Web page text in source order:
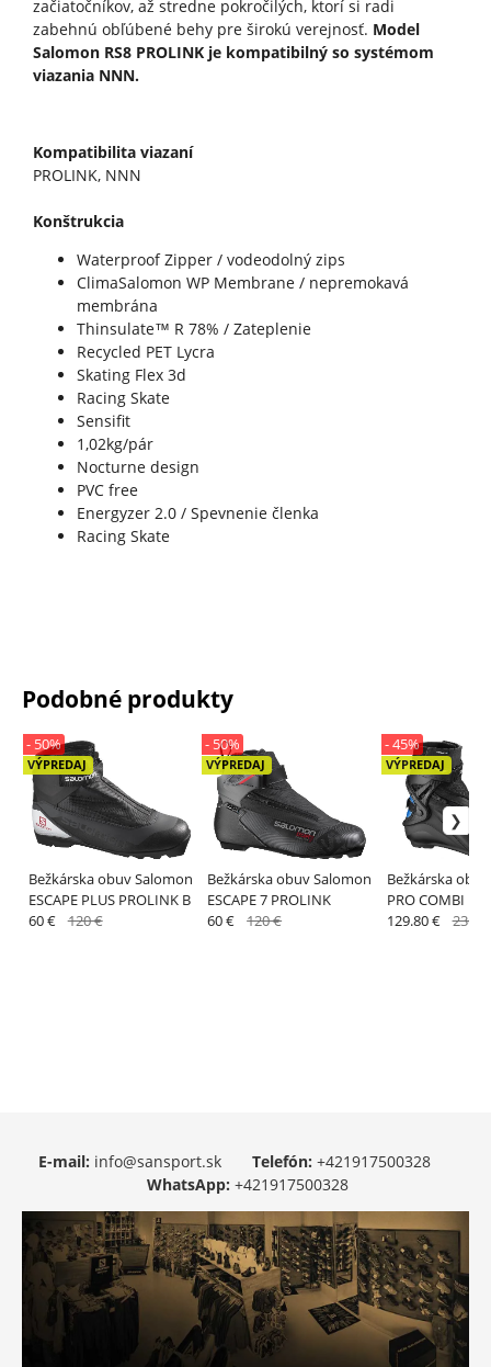
začiatočníkov, až stredne pokročilých, ktorí si radi
zabehnú obľúbené behy pre širokú verejnosť. Model
Salomon RS8 PROLINK je kompatibilný so systémom
viazania NNN.
Kompatibilita viazaní
PROLINK, NNN
Konštrukcia
Waterproof Zipper / vodeodolný zips
ClimaSalomon WP Membrane / nepremokavá
membrána
Thinsulate™ R 78% / Zateplenie
Recycled PET Lycra
Skating Flex 3d
Racing Skate
Sensifit
1,02kg/pár
Nocturne design
PVC free
Energyzer 2.0 / Spevnenie členka
Racing Skate
Podobné produkty
Bežkárska obuv Salomon
ESCAPE PLUS PROLINK B
VÝPREDAJ
- 50%
60 € 120 €
Bežkárska obuv Salomon
ESCAPE 7 PROLINK
VÝPREDAJ
- 50%
60 € 120 €
Bežkárska
PRO COMBI
VÝPREDAJ
- 45%
129.80 € 236 €
E-mail: info@sansport.sk Telefón: +421917500328
WhatsApp: +421917500328